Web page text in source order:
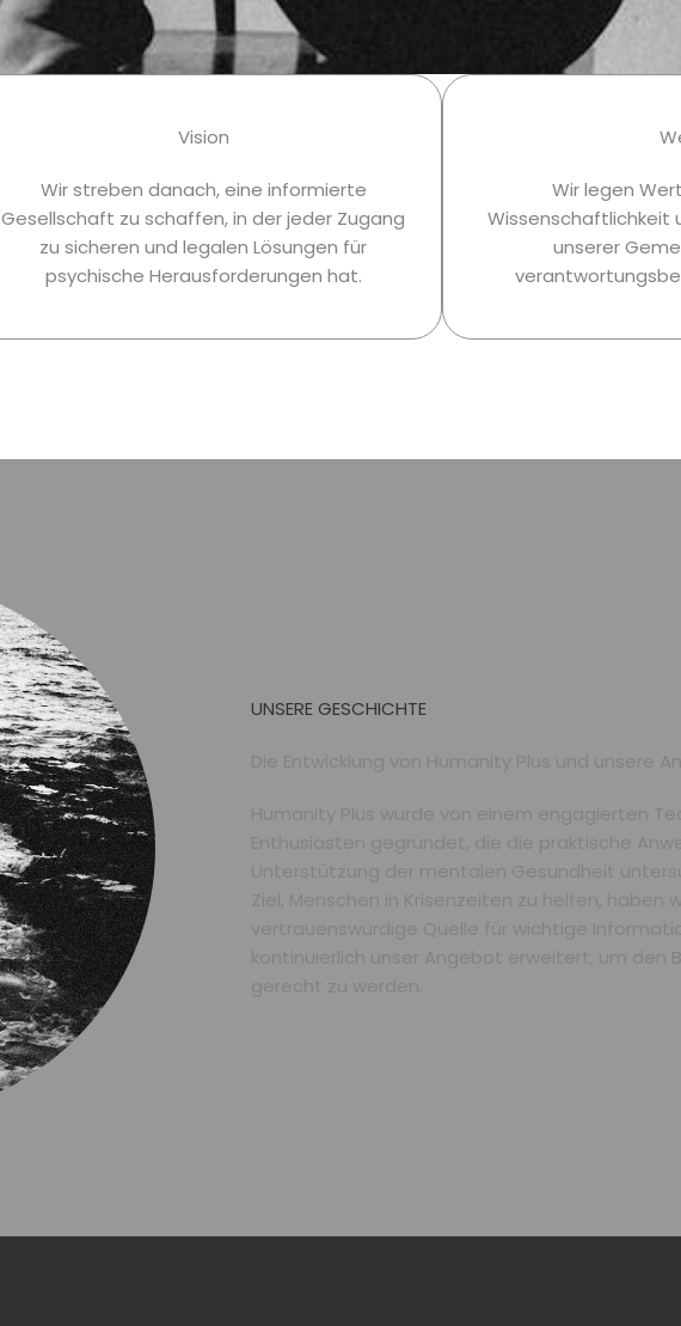
Vision
Wir streben danach, eine informierte
Gesellschaft zu schaffen, in der jeder Zugang
zu sicheren und legalen Lösungen für
psychische Herausforderungen hat.
Wir legen
Wissenschaftlichkeit
unserer
UNSERE GESCHICHTE
Die Entwicklung von Humanity Plus und unsere
Humanity Plus wurde von einem engagierten
Enthusiasten gegründet, die die praktische
Unterstützung der mentalen Gesundheit
Ziel, Menschen in Krisenzeiten zu helfen, haben
vertrauenswürdige Quelle für wichtige
kontinuierlich unser Angebot erweitert, um den
gerecht zu werden.